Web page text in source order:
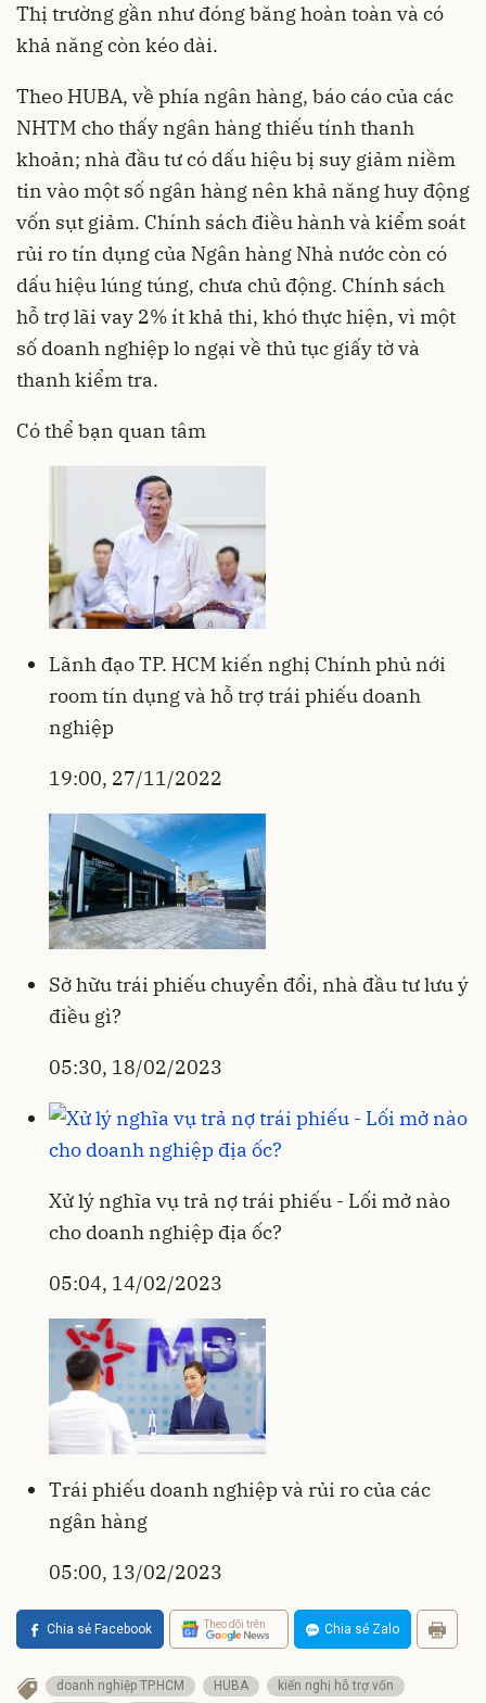
Thị trường gần như đóng băng hoàn toàn và có
khả năng còn kéo dài.
Theo HUBA, về phía ngân hàng, báo cáo của các
NHTM cho thấy ngân hàng thiếu tính thanh
khoản; nhà đầu tư có dấu hiệu bị suy giảm niềm
tin vào một số ngân hàng nên khả năng huy động
vốn sụt giảm. Chính sách điều hành và kiểm soát
rủi ro tín dụng của Ngân hàng Nhà nước còn có
dấu hiệu lúng túng, chưa chủ động. Chính sách
hỗ trợ lãi vay 2% ít khả thi, khó thực hiện, vì một
số doanh nghiệp lo ngại về thủ tục giấy tờ và
thanh kiểm tra.
Có thể bạn quan tâm
Lãnh đạo TP. HCM kiến nghị Chính phủ nới
room tín dụng và hỗ trợ trái phiếu doanh
nghiệp
19:00, 27/11/2022
Sở hữu trái phiếu chuyển đổi, nhà đầu tư lưu ý
điều gì?
05:30, 18/02/2023
Xử lý nghĩa vụ trả nợ trái phiếu - Lối mở nào
cho doanh nghiệp địa ốc?
05:04, 14/02/2023
Trái phiếu doanh nghiệp và rủi ro của các
ngân hàng
05:00, 13/02/2023
Chia sẻ Facebook Theo dõi trên Chia sẻ Zalo
doanh nghiệp TP.HCM HUBA kiến nghị hỗ trợ vốn